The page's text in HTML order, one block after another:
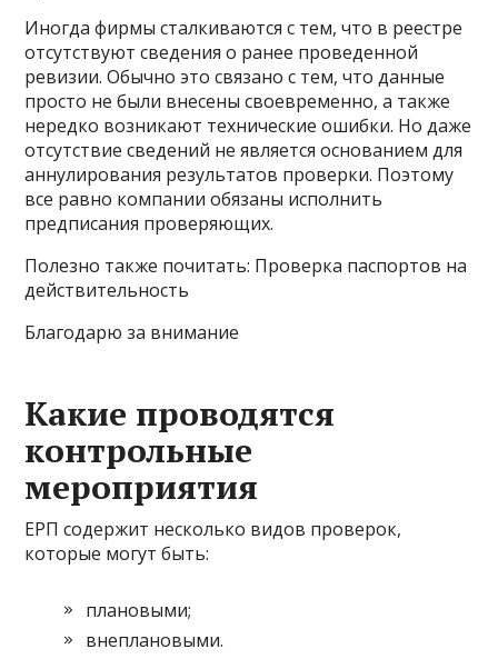
Иногда фирмы сталкиваются с тем, что в реестре
отсутствуют сведения о ранее проведенной
ревизии. Обычно это связано с тем, что данные
просто не были внесены своевременно, а также
нередко возникают технические ошибки. Но даже
отсутствие сведений не является основанием для
аннулирования результатов проверки. Поэтому
все равно компании обязаны исполнить
предписания проверяющих.
Полезно также почитать: Проверка паспортов на
действительность
Благодарю за внимание
Какие проводятся
контрольные
мероприятия
ЕРП содержит несколько видов проверок,
которые могут быть:
плановыми;
внеплановыми.